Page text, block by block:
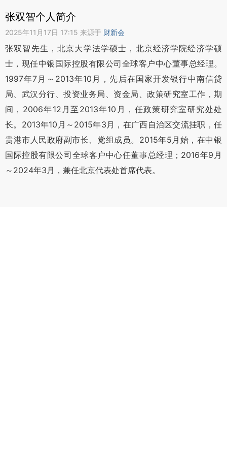
张双智个人简介
2025年11月17日 17:15 来源于 财新会
张双智先生，北京大学法学硕士，北京经济学院经济学硕
士，现任中银国际控股有限公司全球客户中心董事总经理。
1997年7月～2013年10月，先后在国家开发银行中南信贷
局、武汉分行、投资业务局、资金局、政策研究室工作，期
间，2006年12月至2013年10月，任政策研究室研究处处
长。2013年10月～2015年3月，在广西自治区交流挂职，任
贵港市人民政府副市长、党组成员。2015年5月始，在中银
国际控股有限公司全球客户中心任董事总经理；2016年9月
～2024年3月，兼任北京代表处首席代表。